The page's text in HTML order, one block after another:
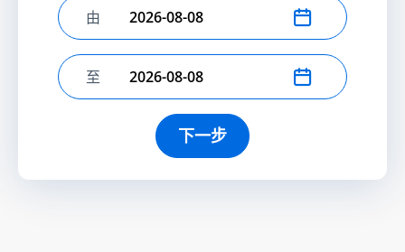
選擇開始日期
由
選擇結束日期
至
下一步